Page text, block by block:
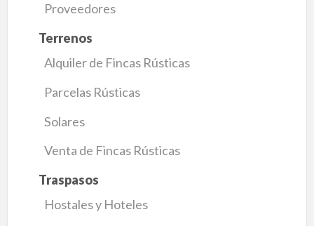
Proveedores
Terrenos
Alquiler de Fincas Rústicas
Parcelas Rústicas
Solares
Venta de Fincas Rústicas
Traspasos
Hostales y Hoteles